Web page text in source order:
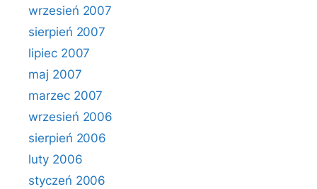
wrzesień 2007
sierpień 2007
lipiec 2007
maj 2007
marzec 2007
wrzesień 2006
sierpień 2006
luty 2006
styczeń 2006